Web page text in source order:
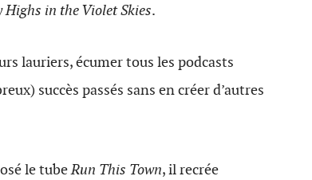
Highs in the Violet Skies.
lauriers, écumer tous les podcasts
succès passés sans en créer d’autres
le tubeRun This Town, il recrée